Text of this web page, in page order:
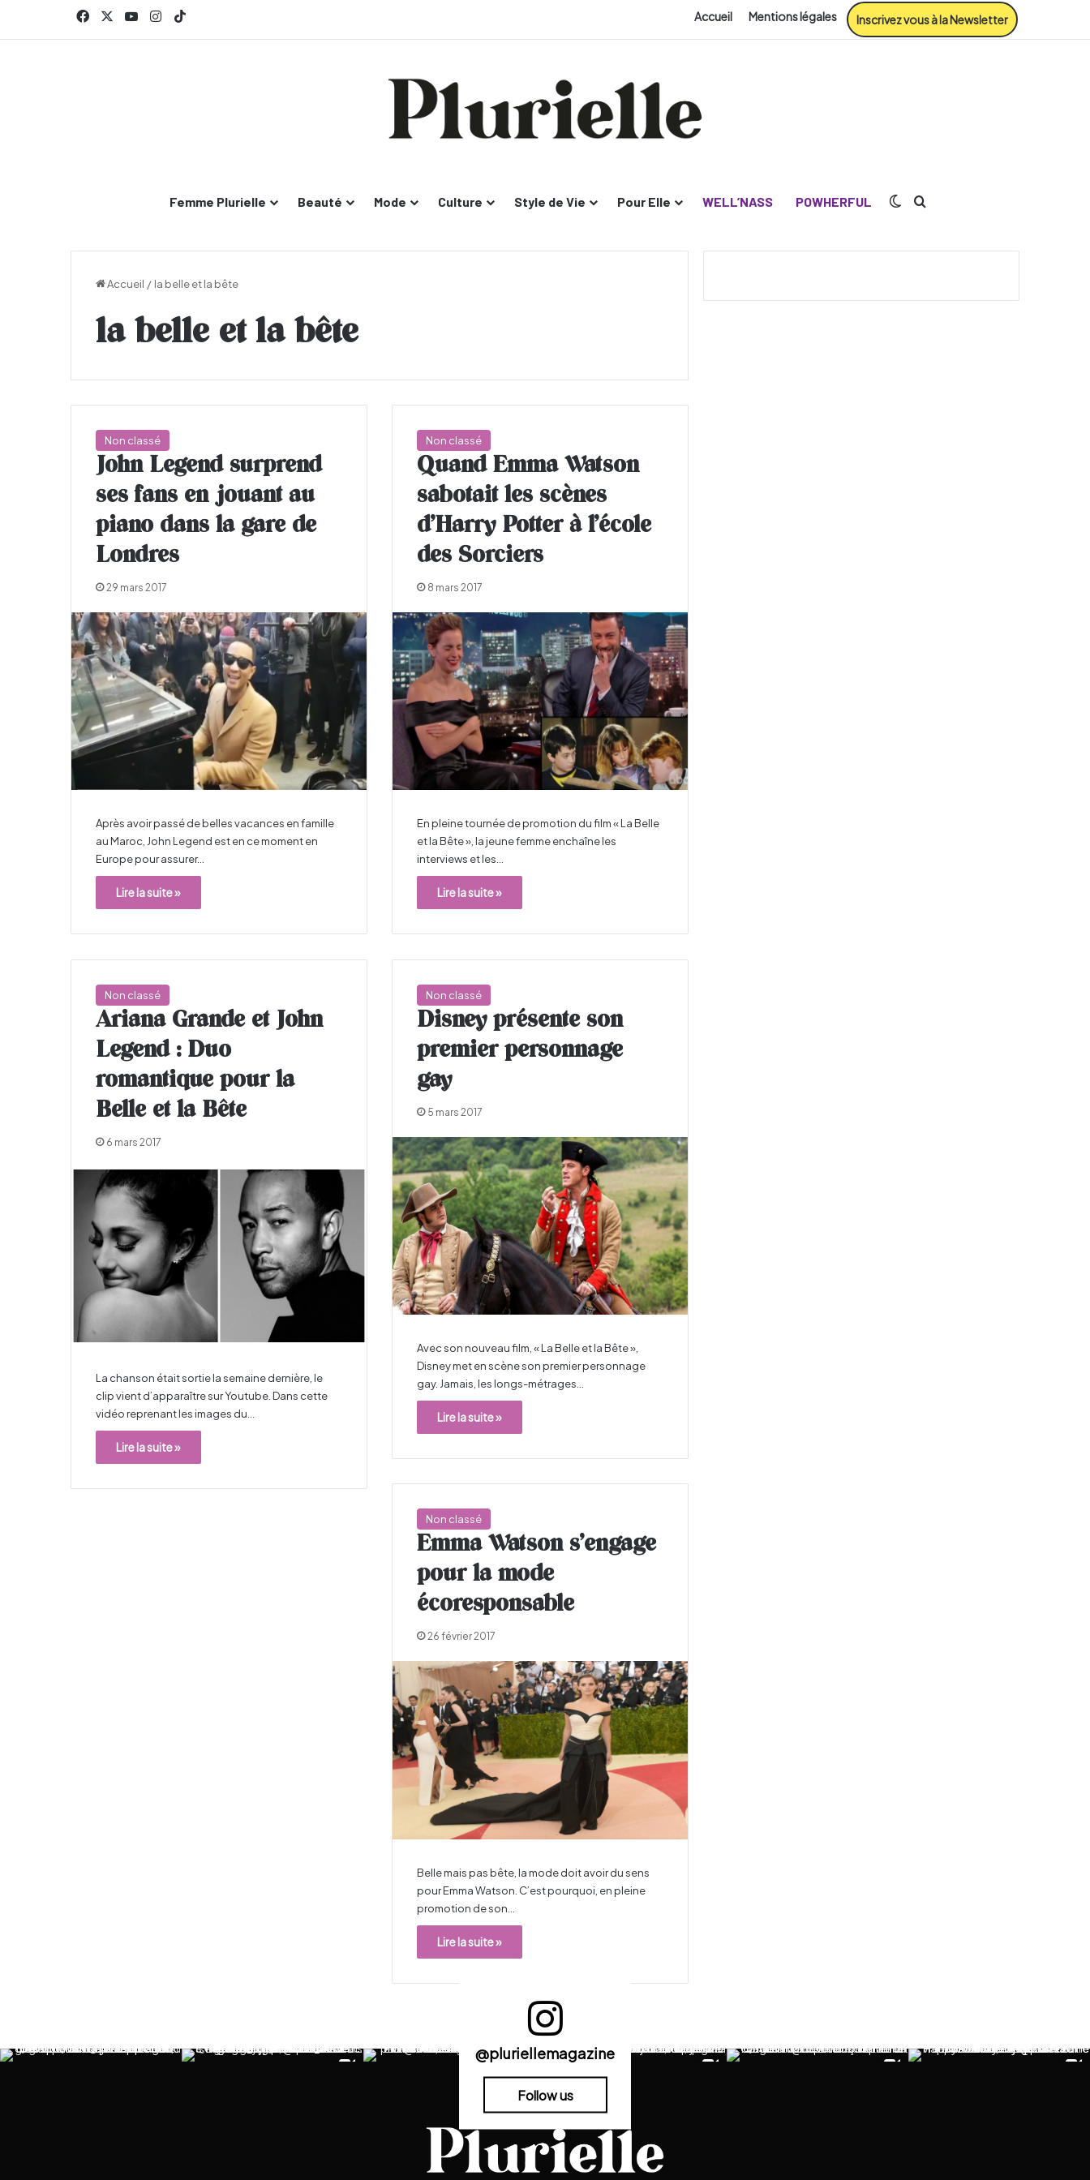
FacebookYouTubeInstagram Accueil Mentions légales Inscrivez vous à la Newsletter
Femme Plurielle Beauté Mode Culture Style de Vie Pour Elle WELL’NASS POWHERFUL Switch skin
Accueil / la belle et la bête
la belle et la bête
Non classé
John Legend surprend
ses fans en jouant au
piano dans la gare de
Londres
29 mars 2017
Après avoir passé de belles vacances en famille
au Maroc, John Legend est en ce moment en
Europe pour assurer…
Lire la suite »
Non classé
Quand Emma Watson
sabotait les scènes
d’Harry Potter à l’école
des Sorciers
8 mars 2017
En pleine tournée de promotion du film « La Belle
et la Bête », la jeune femme enchaîne les
interviews et les…
Lire la suite »
Non classé
Ariana Grande et John
Legend : Duo
romantique pour la
Belle et la Bête
6 mars 2017
La chanson était sortie la semaine dernière, le
clip vient d’apparaître sur Youtube. Dans cette
vidéo reprenant les images du…
Lire la suite »
Non classé
Disney présente son
premier personnage
gay
5 mars 2017
Avec son nouveau film, « La Belle et la Bête »,
Disney met en scène son premier personnage
gay. Jamais, les longs-métrages…
Lire la suite »
Non classé
Emma Watson s’engage
pour la mode
écoresponsable
26 février 2017
Belle mais pas bête, la mode doit avoir du sens
pour Emma Watson. C’est pourquoi, en pleine
promotion de son…
Lire la suite »
@pluriellemagazine
Follow us